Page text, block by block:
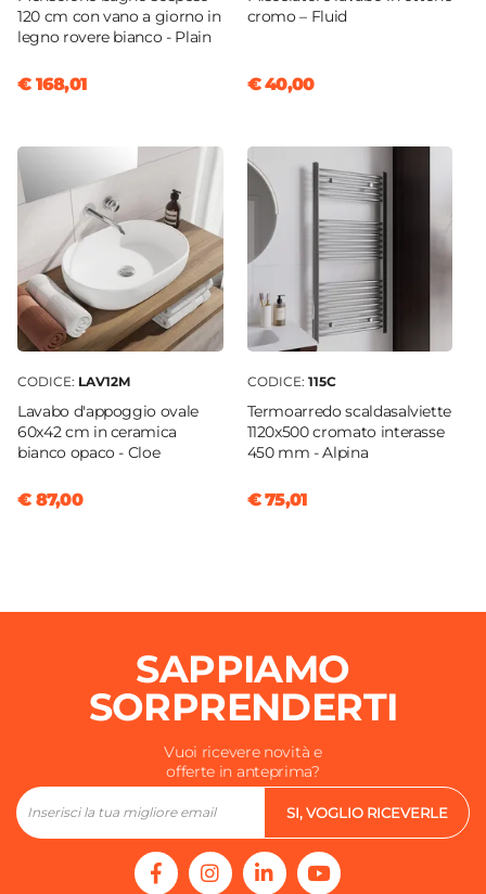
120 cm con vano a giorno in
legno rovere bianco - Plain
€ 168,01
cromo – Fluid
€ 40,00
CODICE: LAV12M
Lavabo d'appoggio ovale
60x42 cm in ceramica
bianco opaco - Cloe
€ 87,00
CODICE: 115C
Termoarredo scaldasalviette
1120x500 cromato interasse
450 mm - Alpina
€ 75,01
SAPPIAMO
SORPRENDERTI
Vuoi ricevere novità e
offerte in anteprima?
SI, VOGLIO RICEVERLE